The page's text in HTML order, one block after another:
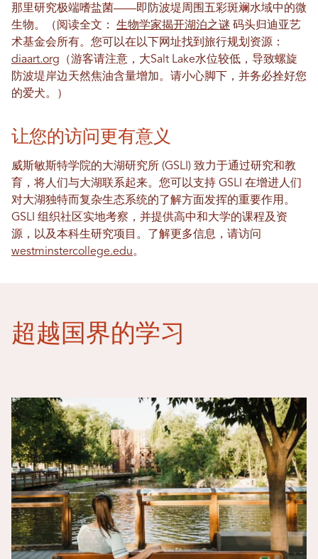
那里研究极端嗜盐菌——即防波堤周围五彩斑斓水域中的微
生物。（阅读全文： 生物学家揭开湖泊之谜 码头归迪亚艺
术基金会所有。您可以在以下网址找到旅行规划资源：
diaart.org （游客请注意，大Salt Lake水位较低，导致螺旋
防波堤岸边天然焦油含量增加。请小心脚下，并务必拴好您
的爱犬。）
让您的访问更有意义
威斯敏斯特学院的大湖研究所 (GSLI) 致力于通过研究和教
育，将人们与大湖联系起来。您可以支持 GSLI 在增进人们
对大湖独特而复杂生态系统的了解方面发挥的重要作用。
GSLI 组织社区实地考察，并提供高中和大学的课程及资
源，以及本科生研究项目。了解更多信息，请访问
westminstercollege.edu。
超越国界的学习